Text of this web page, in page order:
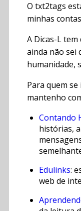
O txt2tags
minhas
A Dicas-L
ainda não sei
humanidade,
Para quem
mantenho
Contando
histórias,
Edulinks:
web de